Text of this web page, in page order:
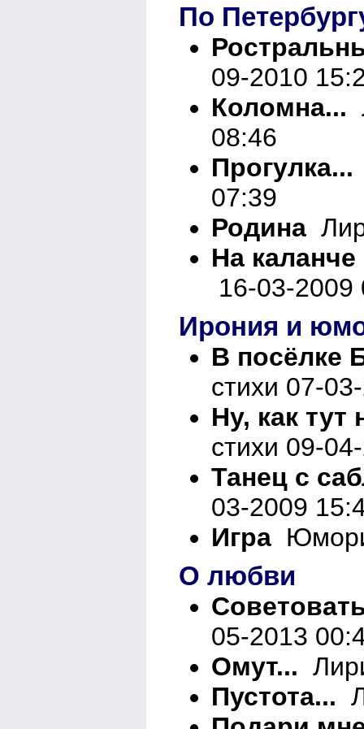
По
09-2010
Коломна...
08:46
Прогулка...
07:39
Родина
На
16-03-2009
Ирония и
В посёлке
стихи 07-
Ну, как тут
стихи 09-
Танец с
03-2009
Игра
О любви
05-2013
Омут...
Пустота...